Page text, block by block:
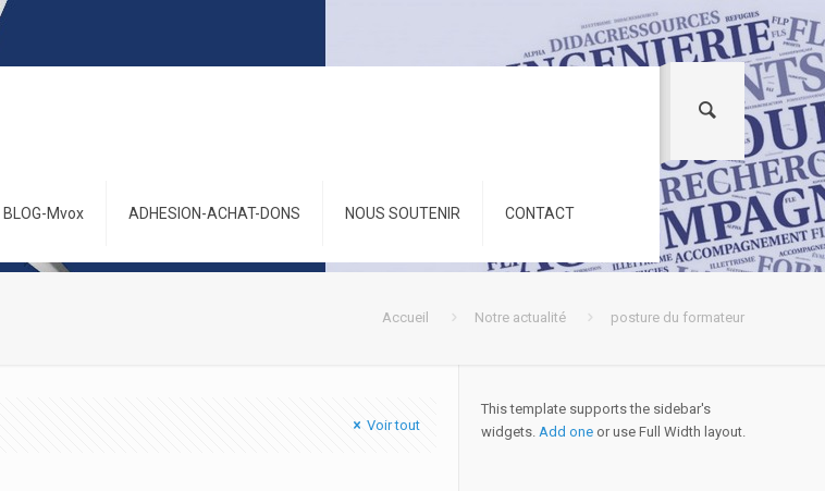
BLOG-Mvox ADHESION-ACHAT-DONS NOUS SOUTENIR CONTACT
Accueil Notre actualité posture du formateur
Voir tout
This template supports the sidebar's
widgets. Add oneor use Full Width layout.